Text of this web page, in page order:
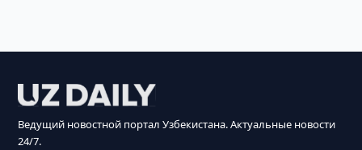
Ведущий новостной портал Узбекистана. Актуальные новости
24/7.